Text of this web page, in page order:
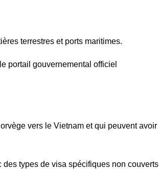
terrestres et ports maritimes.
portail gouvernemental officiel
vers le Vietnam et qui peuvent avoir
types de visa spécifiques non couverts